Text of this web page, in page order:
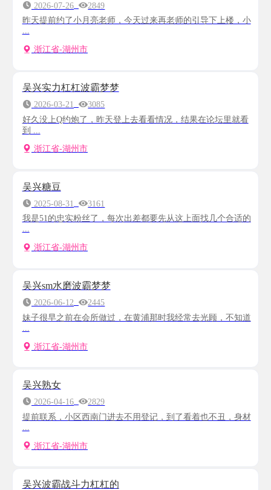
2026-07-26
2849
昨天提前约了小月亮老师，今天过来再老师的引导下上楼，小
...
浙江省-湖州市
吴兴实力杠杠波霸梦梦
2026-03-21
3085
好久没上Q约炮了，昨天登上去看看情况，结果在论坛里就看
到 ...
浙江省-湖州市
吴兴糖豆
2025-08-31
3161
我是51的忠实粉丝了，每次出差都要先从这上面找几个合适的
...
浙江省-湖州市
吴兴sm水磨波霸梦梦
2026-06-12
2445
妹子很早之前在会所做过，在黄浦那时我经常去光顾，不知道
...
浙江省-湖州市
吴兴熟女
2026-04-16
2829
提前联系，小区西南门进去不用登记，到了看着也不丑，身材
浙江省-湖州市
吴兴波霸战斗力杠杠的